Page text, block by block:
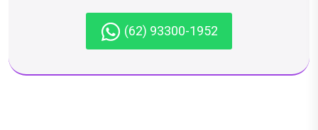
(62) 93300-1952